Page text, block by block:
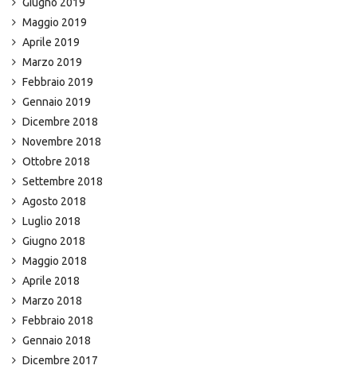
Maggio 2019
Aprile 2019
Marzo 2019
Febbraio 2019
Gennaio 2019
Dicembre 2018
Novembre 2018
Ottobre 2018
Settembre 2018
Agosto 2018
Luglio 2018
Giugno 2018
Maggio 2018
Aprile 2018
Marzo 2018
Febbraio 2018
Gennaio 2018
Dicembre 2017